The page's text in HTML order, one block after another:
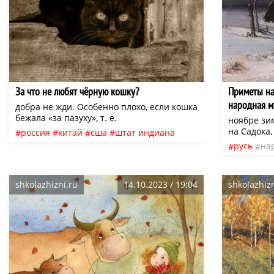
За что не любят чёрную кошку?
добра не жди. Особенно плохо, если кошка
бежала «за пазуху», т. е.
россия
китай сша
штат индиана
Приметы
народная
ноябре
на
святому
(осеннюю)
русь
shkolazhizni.ru 14.10.2023 / 19:04